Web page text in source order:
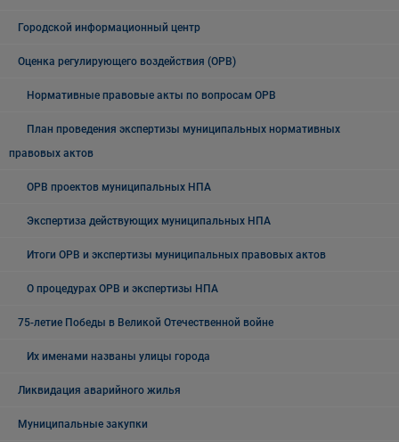
Городской информационный центр
Оценка регулирующего воздействия (ОРВ)
Нормативные правовые акты по вопросам ОРВ
План проведения экспертизы муниципальных нормативных
правовых актов
ОРВ проектов муниципальных НПА
Экспертиза действующих муниципальных НПА
Итоги ОРВ и экспертизы муниципальных правовых актов
О процедурах ОРВ и экспертизы НПА
75-летие Победы в Великой Отечественной войне
Их именами названы улицы города
Ликвидация аварийного жилья
Муниципальные закупки